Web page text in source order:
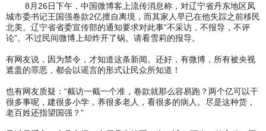
8月26日下午，中国微博客上流传消息称，对辽宁省丹东地区凤
城市委书记王国强卷款2亿擅自离境，而其家人早已在他失踪之前移民
北美。辽宁省省委宣传部的通知要求对此事“不采访，不报导，不评
论”。不过民间微博上却炸开了锅。请看雪莉的报导。
有网友说，因为禁令，才知道这条新闻。还好，有微博，所有被央视
遮盖的罪恶，都会以谣言的形式让民众所知道！
也有网友质疑：“截访一截一个准，卷款就那么容易跑？两个亿可以干
很多事呢，建很多小学，养很多老人，看很多的病人。尽是这种货，
老百姓还指望国强？”